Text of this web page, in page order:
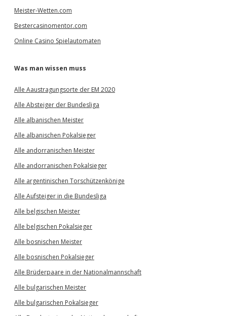
Meister-Wetten.com
Bestercasinomentor.com
Online Casino Spielautomaten
Was man wissen muss
Alle Aaustragungsorte der EM 2020
Alle Absteiger der Bundesliga
Alle albanischen Meister
Alle albanischen Pokalsieger
Alle andorranischen Meister
Alle andorranischen Pokalsieger
Alle argentinischen Torschützenkönige
Alle Aufsteiger in die Bundesliga
Alle belgischen Meister
Alle belgischen Pokalsieger
Alle bosnischen Meister
Alle bosnischen Pokalsieger
Alle Brüderpaare in der Nationalmannschaft
Alle bulgarischen Meister
Alle bulgarischen Pokalsieger